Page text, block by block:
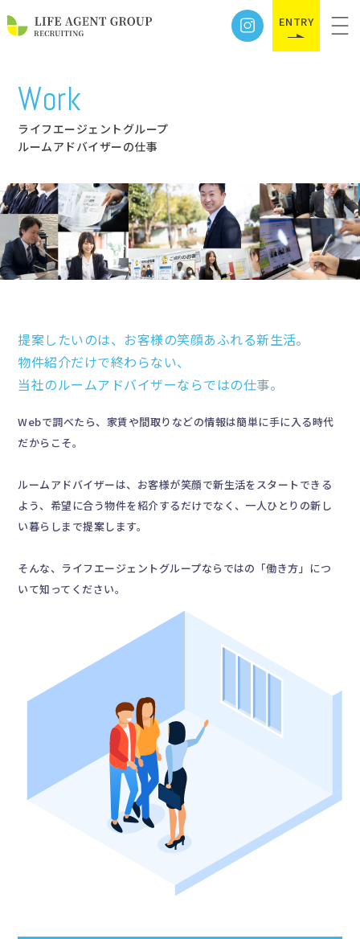
ENTRY
Work
ライフエージェントグループ
ルームアドバイザーの仕事
提案したいのは、お客様の笑顔あふれる新生活。
物件紹介だけで終わらない、
当社のルームアドバイザーならではの仕事。
Webで調べたら、家賃や間取りなどの情報は簡単に手に入る時代
だからこそ。
ルームアドバイザーは、お客様が笑顔で新生活をスタートできる
よう、希望に合う物件を紹介するだけでなく、一人ひとりの新し
い暮らしまで提案します。
そんな、ライフエージェントグループならではの「働き方」につ
いて知ってください。